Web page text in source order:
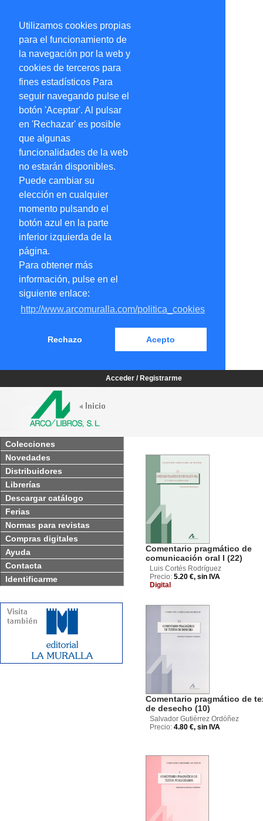
Utilizamos cookies propias
para el funcionamiento de
la navegación por la web y
cookies de terceros para
fines estadísticos Para
seguir navegando pulse el
botón 'Aceptar'. Al pulsar
en 'Rechazar' es posible
que algunas
funcionalidades de la web
no estarán disponibles.
Puede cambiar su
elección en cualquier
momento pulsando el
botón azul en la parte
inferior izquierda de la
página.
Para obtener más
información, pulse en el
siguiente enlace:
http://www.arcomuralla.com/politica_cookies
Rechazo Acepto
Acceder / Registrarme
Colecciones
Novedades
Distribuidores
Librerías
Descargar catálogo
Ferias
Normas para revistas
Compras digitales
Ayuda
Contacta
Identificarme
Comentario pragmático de
comunicación oral I (22)
Luis Cortés Rodríguez
Precio: 5.20 €, sin IVA
Digital
Comentario pragmático de
de desecho (10)
Salvador Gutiérrez Ordóñez
Precio: 4.80 €, sin IVA